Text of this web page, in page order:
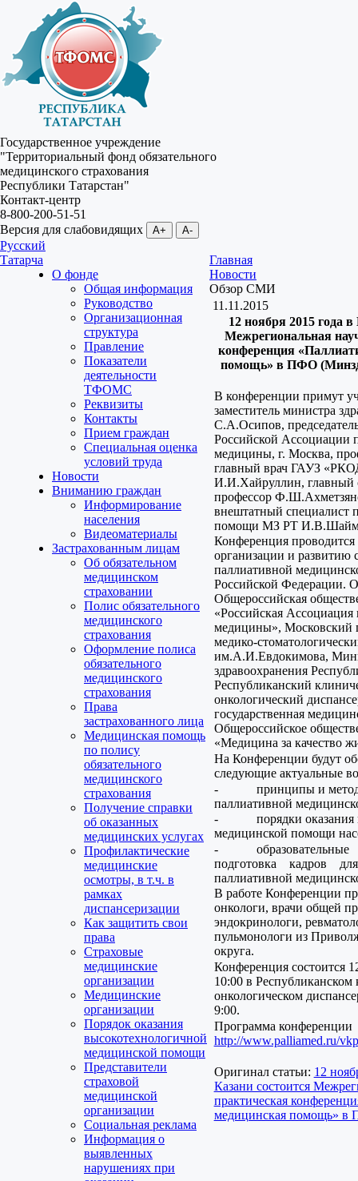
Государственное учреждение
"Территориальный фонд обязательного
медицинского страхования
Республики Татарстан"
Контакт-центр
8-800-200-51-51
Версия для слабовидящих
A+ A-
Русский
Татарча
О фонде
Общая информация
Руководство
Организационная
структура
Правление
Показатели
деятельности
ТФОМС
Реквизиты
Контакты
Прием граждан
Специальная оценка
условий труда
Новости
Вниманию граждан
Информирование
населения
Видеоматериалы
Застрахованным лицам
Об обязательном
медицинском
страховании
Полис обязательного
медицинского
страхования
Оформление полиса
обязательного
медицинского
страхования
Права
застрахованного лица
Медицинская помощь
по полису
обязательного
медицинского
страхования
Получение справки
об оказанных
медицинских услугах
Профилактические
медицинские
осмотры, в т.ч. в
рамках
диспансеризации
Как защитить свои
права
Страховые
медицинские
организации
Медицинские
организации
Порядок оказания
высокотехнологичной
медицинской помощи
Представители
страховой
медицинской
организации
Социальная реклама
Информация о
выявленных
нарушениях при
Главная
Новости
Обзор СМИ
11.11.2015
12 ноября 2015 года в
Межрегиональная
конференция
помощь» в ПФО
В конференции примут
заместитель министра
С.А.Осипов,
Российской Ассоциации
медицины, г. Москва,
главный врач ГАУЗ
И.И.Хайруллин, главный
профессор
внештатный специалист
помощи МЗ РТ
Конференция проводится
организации и развитию
паллиативной
Российской Федерации.
Общероссийская
«Российская Ассоциация
медицины», Московский
медико-
им.А.И.Евдокимова,
здравоохранения
Республиканский
онкологический
государственная
Общероссийское
«Медицина за качество
На Конференции будут
следующие актуальные
- принципы и
паллиативной
- порядки оказания
медицинской помощи
-
подготовка кадров
паллиативной
В работе Конференции
онкологи, врачи общей
эндокринологи,
пульмонологи из
округа.
Конференция состоится
10:00 в Республиканском
онкологическом
9:00.
Программа конференции
http://www.palliamed.ru/
Оригинал статьи: 12
Казани состоится
практическая
медицинская помощь»